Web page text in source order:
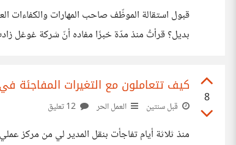
قبول استقالة الموظّف صاحب المهارات والكفاءات
بديل؟ قرأتُ منذ مدّة خبرًا مفاده أنّ شركة غوغل
8
كيف تتعاملون مع التغيرات المفاجئة
قبل سنتين العمل الحر
منذ ثلاثة أيام تفاجأت بنقل المدير لي من مركز